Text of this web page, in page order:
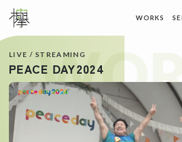
メインナビゲーション WORKS
WORKS
ABOUT US
私たちについて 資料請求
SERVICE
サービス お問い合
LIVE / STREAMING
PEACE DAY2024